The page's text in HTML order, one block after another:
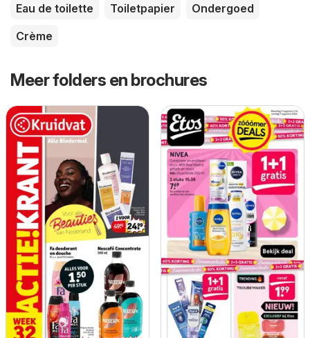
Eau de toilette
Toiletpapier
Ondergoed
Crème
Meer folders en brochures